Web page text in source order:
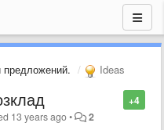
Ideas
+4
13 years ago• 2